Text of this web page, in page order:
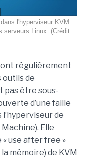
l'hyperviseur KVM
serveurs Linux. (Crédit
régulièrement
outils de
pas être sous-
d’une faille
de
Elle
« use after free »
mémoire) de KVM